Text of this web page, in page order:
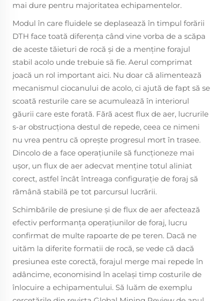
mai dure pentru majoritatea echipamentelor.
Modul în care fluidele se deplasează în timpul forării
DTH face toată diferența când vine vorba de a scăpa
de aceste tăieturi de rocă și de a menține forajul
stabil acolo unde trebuie să fie. Aerul comprimat
joacă un rol important aici. Nu doar că alimentează
mecanismul ciocanului de acolo, ci ajută de fapt să se
scoată resturile care se acumulează în interiorul
găurii care este forată. Fără acest flux de aer, lucrurile
s-ar obstrucționa destul de repede, ceea ce nimeni
nu vrea pentru că oprește progresul mort în trasee.
Dincolo de a face operaţiunile să funcţioneze mai
uşor, un flux de aer adecvat menţine totul aliniat
corect, astfel încât întreaga configuraţie de foraj să
rămână stabilă pe tot parcursul lucrării.
Schimbările de presiune şi de flux de aer afectează
efectiv performanţa operaţiunilor de foraj, lucru
confirmat de multe rapoarte de pe teren. Dacă ne
uităm la diferite formatii de rocă, se vede că dacă
presiunea este corectă, forajul merge mai repede în
adâncime, economisind în acelaşi timp costurile de
înlocuire a echipamentului. Să luăm de exemplu